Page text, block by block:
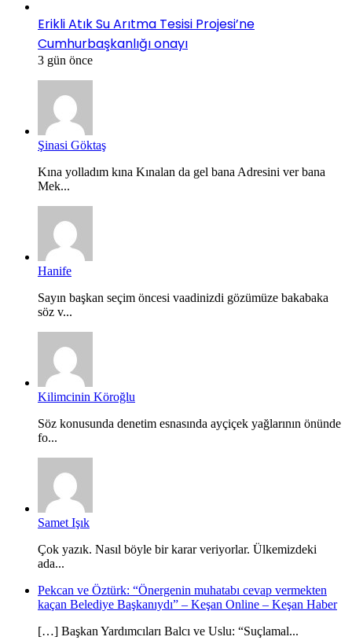
Erikli Atık Su Arıtma Tesisi Projesi’ne
Cumhurbaşkanlığı onayı
3 gün önce
Şinasi Göktaş
Kına yolladım kına Kınalan da gel bana Adresini ver bana
Mek...
Hanife
Sayın başkan seçim öncesi vaadinizdi gözümüze bakabaka
söz v...
Kilimcinin Köroğlu
Söz konusunda denetim esnasında ayçiçek yağlarının önünde
fo...
Samet Işık
Çok yazık. Nasıl böyle bir karar veriyorlar. Ülkemizdeki
ada...
Pekcan ve Öztürk: “Önergenin muhatabı cevap vermekten
kaçan Belediye Başkanıydı” – Keşan Online – Keşan Haber
[…] Başkan Yardımcıları Balcı ve Uslu: “Suçlamal...